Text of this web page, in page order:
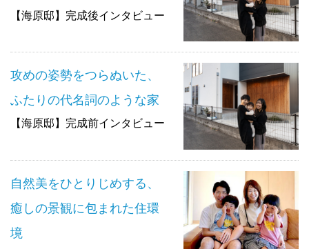
【海原邸】完成後インタビュー
攻めの姿勢をつらぬいた、
ふたりの代名詞のような家
【海原邸】完成前インタビュー
自然美をひとりじめする、
癒しの景観に包まれた住環
境